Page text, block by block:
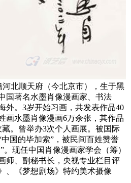
北顺天府（今北京市），生于黑
国著名水墨肖像漫画家、书法
外。3岁开始习画，共发表作品40
画水墨肖像漫画6万余张，其作品
。曾举办3次个人画展。被国际
国的毕加索”，被民间百姓赞誉
。现任中国肖像漫画家学会（筹）
师、副秘书长，央视专业栏目评
、《梦想剧场》特约美术摄像